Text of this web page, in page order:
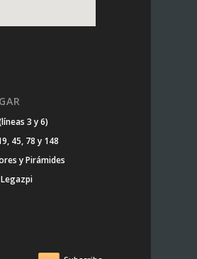
3 y 6)
45, 78 y 148
y Pirámides